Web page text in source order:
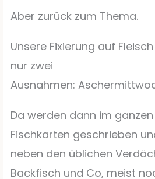
Aber zurück zum Thema.
Unsere Fixierung auf
nur zwei
Ausnahmen:
Da werden dann im
Fischkarten geschrieben
neben den üblichen
Backfisch und Co, meist